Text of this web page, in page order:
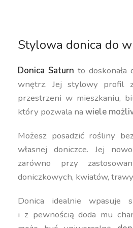
Stylowa donica do
Donica Saturn to doskonała
wnętrz. Jej stylowy profil
przestrzeni w mieszkaniu,
który pozwala nawiele
Możesz posadzić rośliny
własnej doniczce. Jej
zarówno przy
doniczkowych, kwiatów,
Donica idealnie wpasuje
i z pewnością doda mu